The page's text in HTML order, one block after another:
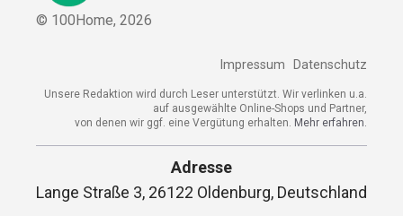
© 100Home, 2026
Impressum Datenschutz
Unsere Redaktion wird durch Leser unterstützt. Wir verlinken u.a.
auf ausgewählte Online-Shops und Partner,
von denen wir ggf. eine Vergütung erhalten. Mehr erfahren.
Adresse
Lange Straße 3, 26122 Oldenburg, Deutschland